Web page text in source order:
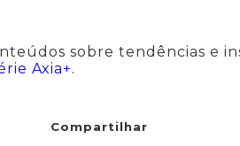
sobre tendências e
Axia+.
Compartilhar